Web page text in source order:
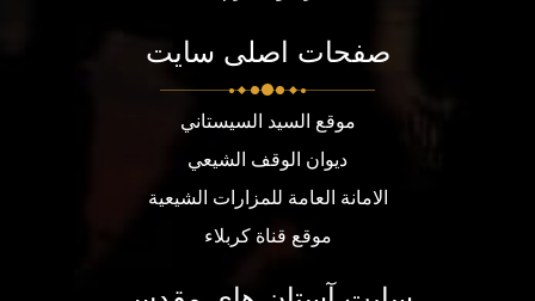
صفحات اصلی سایت
موقع السيد السيستاني
ديوان الوقف الشيعي
الامانة العامة للمزارات الشيعية
موقع قناة كربلاء